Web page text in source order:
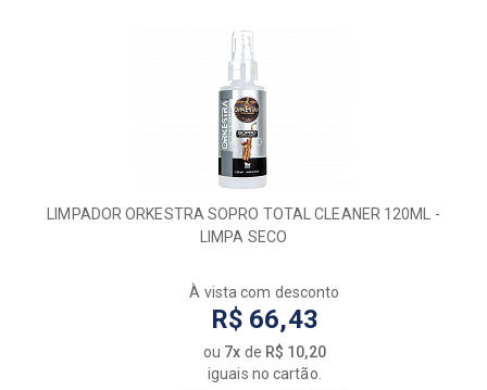
LIMPADOR ORKESTRA SOPRO TOTAL CLEANER 120ML -
LIMPA SECO
À vista com desconto
R$ 66,43
ou 7x de R$ 10,20
iguais no cartão.